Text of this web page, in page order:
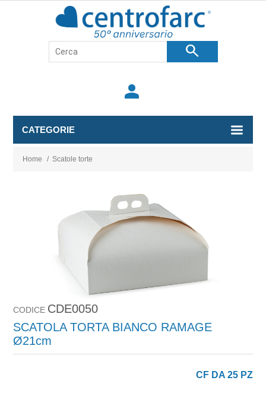
search
person
CATEGORIE
Home / Scatole torte
CODICE CDE0050
SCATOLA TORTA BIANCO RAMAGE
Ø21cm
CF DA 25 PZ